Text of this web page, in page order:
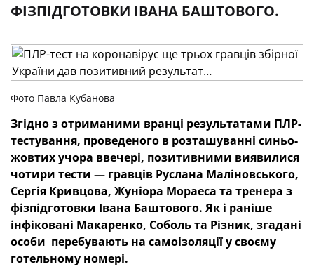
ФІЗПІДГОТОВКИ ІВАНА БАШТОВОГО.
Фото Павла Кубанова
Згідно з отриманими вранці результатами ПЛР-
тестування, проведеного в розташуванні синьо-
жовтих учора ввечері, позитивними виявилися
чотири тести — гравців Руслана Маліновського,
Сергія Кривцова, Жуніора Мораеса та тренера з
фізпідготовки Івана Баштового. Як і раніше
інфіковані Макаренко, Соболь та Різник, згадані
особи перебувають на самоізоляції у своєму
готельному номері.